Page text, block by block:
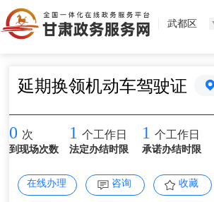
武都区
延期换领机动车驾驶证
0 次
到现场次数
1 个工作日
法定办结时限
1 个工作日
承诺办结时限
在线办理 咨询 收藏